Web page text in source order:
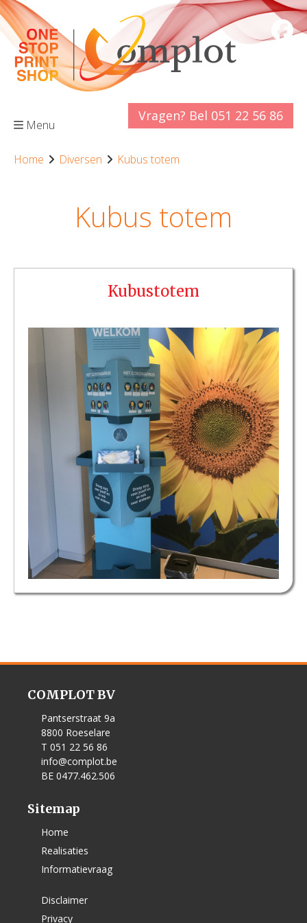
Menu
Vragen? Bel 051 22 56 86
Home Diversen Kubus totem
Kubus totem
Kubustotem
COMPLOT BV
Pantserstraat 9a
8800 Roeselare
T 051 22 56 86
info@complot.be
BE 0477.462.506
Sitemap
Home
Realisaties
Informatievraag
Disclaimer
Privacy